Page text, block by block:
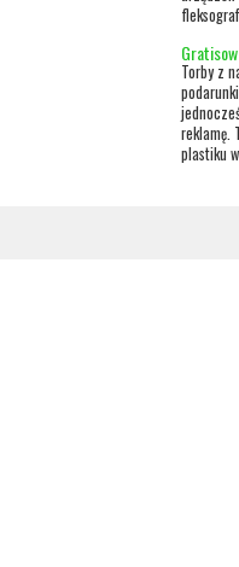
Torby z
reklamę.
plastiku